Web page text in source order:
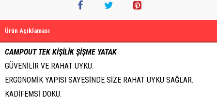
Ürün Açıklaması
CAMPOUT TEK KİŞİLİK ŞİŞME YATAK
GÜVENİLİR VE RAHAT UYKU.
ERGONOMİK YAPISI SAYESİNDE SİZE RAHAT UYKU SAĞLAR.
KADİFEMSİ DOKU.